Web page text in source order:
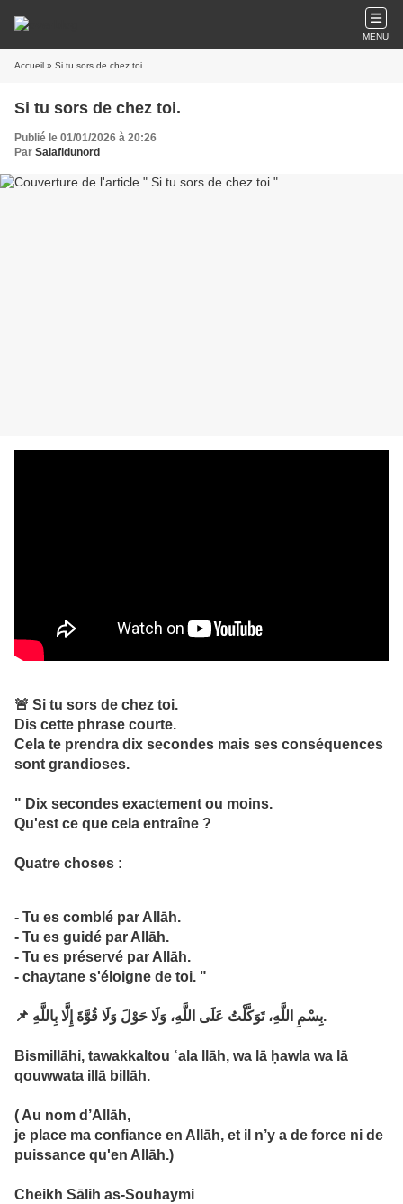
MENU
Accueil » Si tu sors de chez toi.
Si tu sors de chez toi.
Publié le 01/01/2026 à 20:26
Par Salafidunord
🚨 Si tu sors de chez toi.
Dis cette phrase courte.
Cela te prendra dix secondes mais ses conséquences
sont grandioses.
" Dix secondes exactement ou moins.
Qu'est ce que cela entraîne ?
Quatre choses :
- Tu es comblé par Allāh.
- Tu es guidé par Allāh.
- Tu es préservé par Allāh.
- chaytane s'éloigne de toi. "
📌 بِسْمِ اللَّهِ، تَوَكَّلْتُ عَلَى اللَّهِ، وَلَا حَوْلَ وَلَا قُوَّةَ إِلَّا بِاللَّهِ.
Bismillāhi, tawakkaltou ʿala llāh, wa lā ḥawla wa lā
qouwwata illā billāh.
( Au nom d’Allāh,
je place ma confiance en Allāh, et il n’y a de force ni de
puissance qu'en Allāh.)
Cheikh Sālih as-Souhaymi